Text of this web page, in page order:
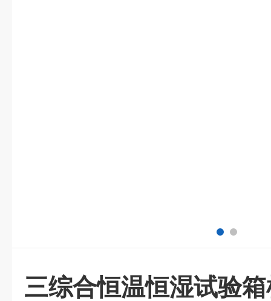
三综合恒温恒湿试验